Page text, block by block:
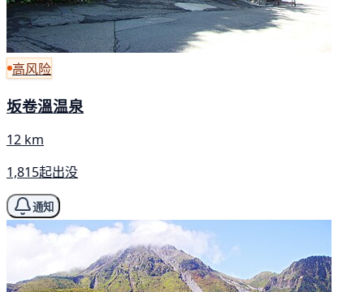
高风险
坂卷溫温泉
12 km
1,815起出没
通知